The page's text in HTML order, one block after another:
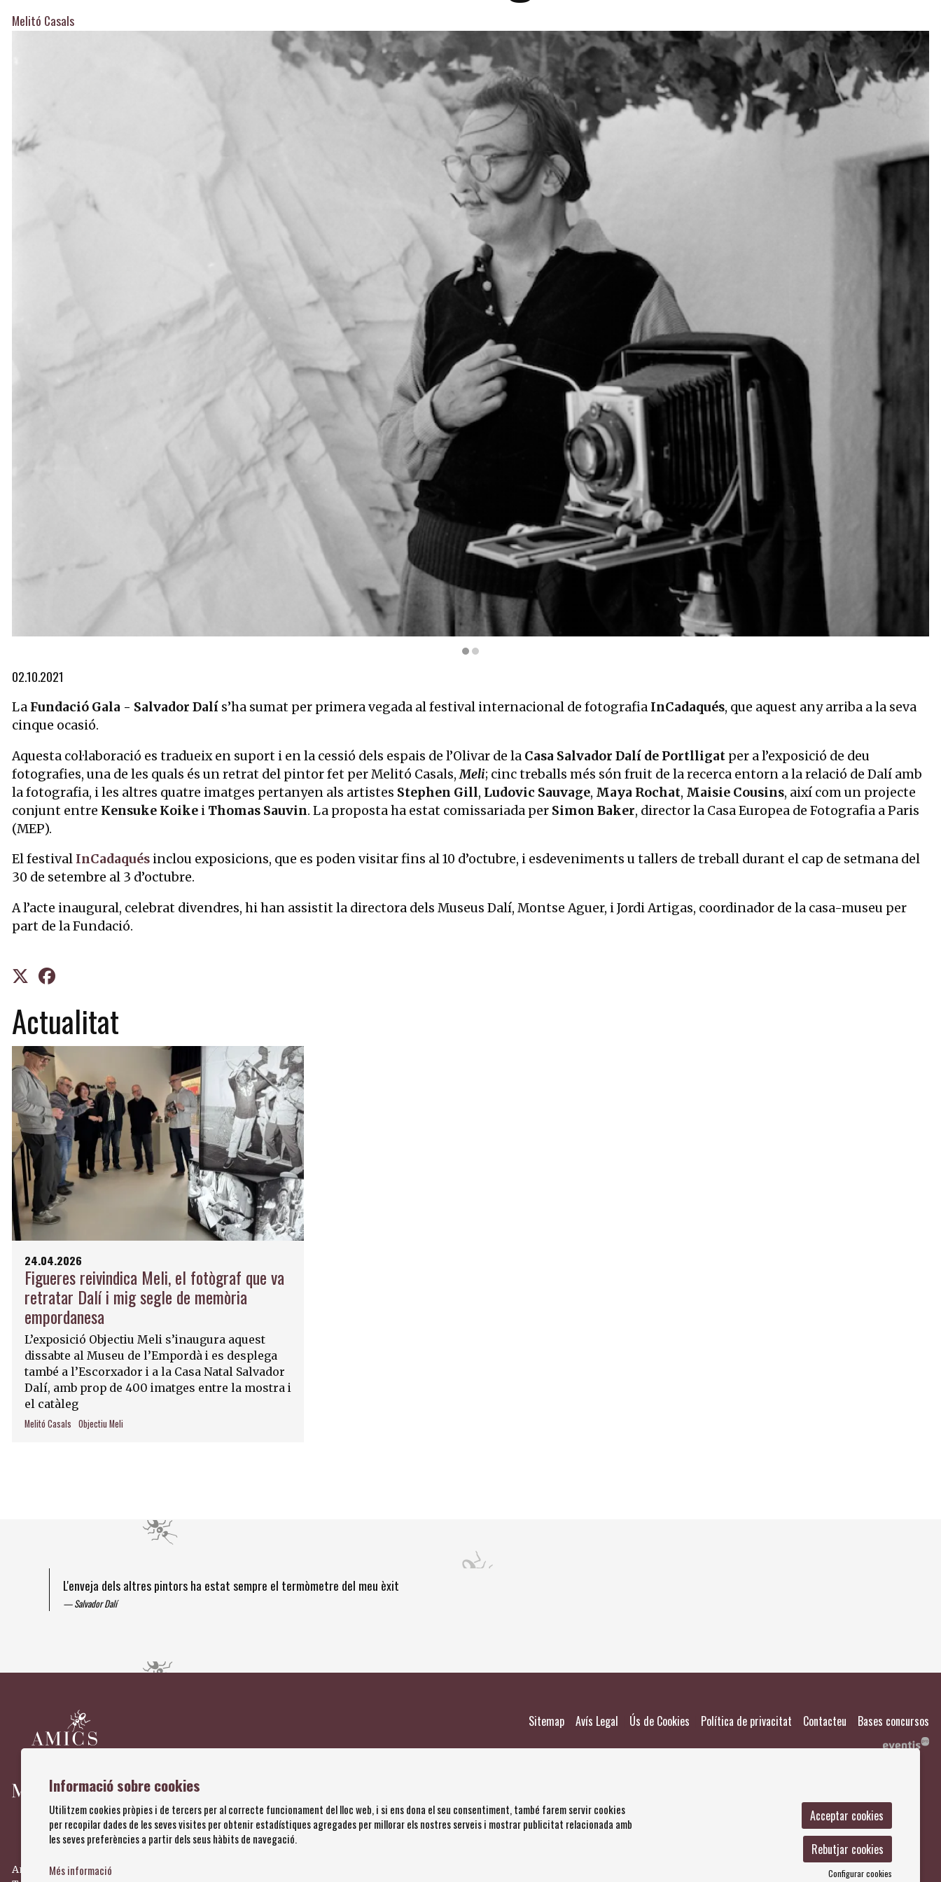
Melitó Casals
Diapositiva 1 de 2: Dalí en els Jardins de la Casa de Portlligat | © © Melito? Casals “Meli” Drets d'imatge de Salvador Dali? reservats. Fundacio? Gala-Salvador Dali?, Figueres, 2021
02.10.2021
La Fundació Gala - Salvador Dalí s’ha sumat per primera vegada al festival internacional de fotografia InCadaqués, que aquest any arriba a la seva
cinque ocasió.
Aquesta col·laboració es tradueix en suport i en la cessió dels espais de l’Olivar de la Casa Salvador Dalí de Portlligat per a l’exposició de deu
fotografies, una de les quals és un retrat del pintor fet per Melitó Casals,Meli; cinc treballs més són fruit de la recerca entorn a la relació de Dalí amb
la fotografia, i les altres quatre imatges pertanyen als artistes Stephen Gill, Ludovic Sauvage, Maya Rochat, Maisie Cousins, així com un projecte
conjunt entre Kensuke Koike i Thomas Sauvin. La proposta ha estat comissariada per Simon Baker, director la Casa Europea de Fotografia a Paris
(MEP).
El festival InCadaqués inclou exposicions, que es poden visitar fins al 10 d’octubre, i esdeveniments u tallers de treball durant el cap de setmana del
30 de setembre al 3 d’octubre.
A l’acte inaugural, celebrat divendres, hi han assistit la directora dels Museus Dalí, Montse Aguer, i Jordi Artigas, coordinador de la casa-museu per
part de la Fundació.
Actualitat
24.04.2026
Figueres reivindica Meli, el fotògraf que va
retratar Dalí i mig segle de memòria
empordanesa
L’exposició Objectiu Meli s’inaugura aquest
dissabte al Museu de l’Empordà i es desplega
també a l’Escorxador i a la Casa Natal Salvador
Dalí, amb prop de 400 imatges entre la mostra i
el catàleg
Melitó Casals Objectiu Meli
L'enveja dels altres pintors ha estat sempre el termòmetre del meu èxit
Salvador Dalí
Amics dels Museus Dalí | Pujada del Castell, 28 | 17600 Figueres
Sitemap Avís Legal Ús de Cookies Política de privacitat Contacteu Bases concursos
Informació sobre cookies
Utilitzem cookies pròpies i de tercers per al correcte funcionament del lloc web, i si ens dona el seu consentiment, també farem servir cookies
per recopilar dades de les seves visites per obtenir estadístiques agregades per millorar els nostres serveis i mostrar publicitat relacionada amb
les seves preferències a partir dels seus hàbits de navegació.
Més informació
Acceptar cookies
Rebutjar cookies
Configurar cookies